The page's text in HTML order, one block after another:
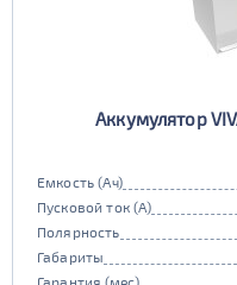
Аккумулятор
Емкость (Ач)
Пусковой ток (А)
Полярность
Габариты
Гарантия (мес)